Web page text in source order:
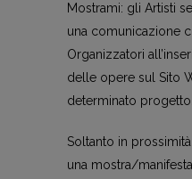
Mostrami: gli Artisti
una comunicazione
Organizzatori
delle opere sul Sito
determinato progetto.
Soltanto in
una mostra/